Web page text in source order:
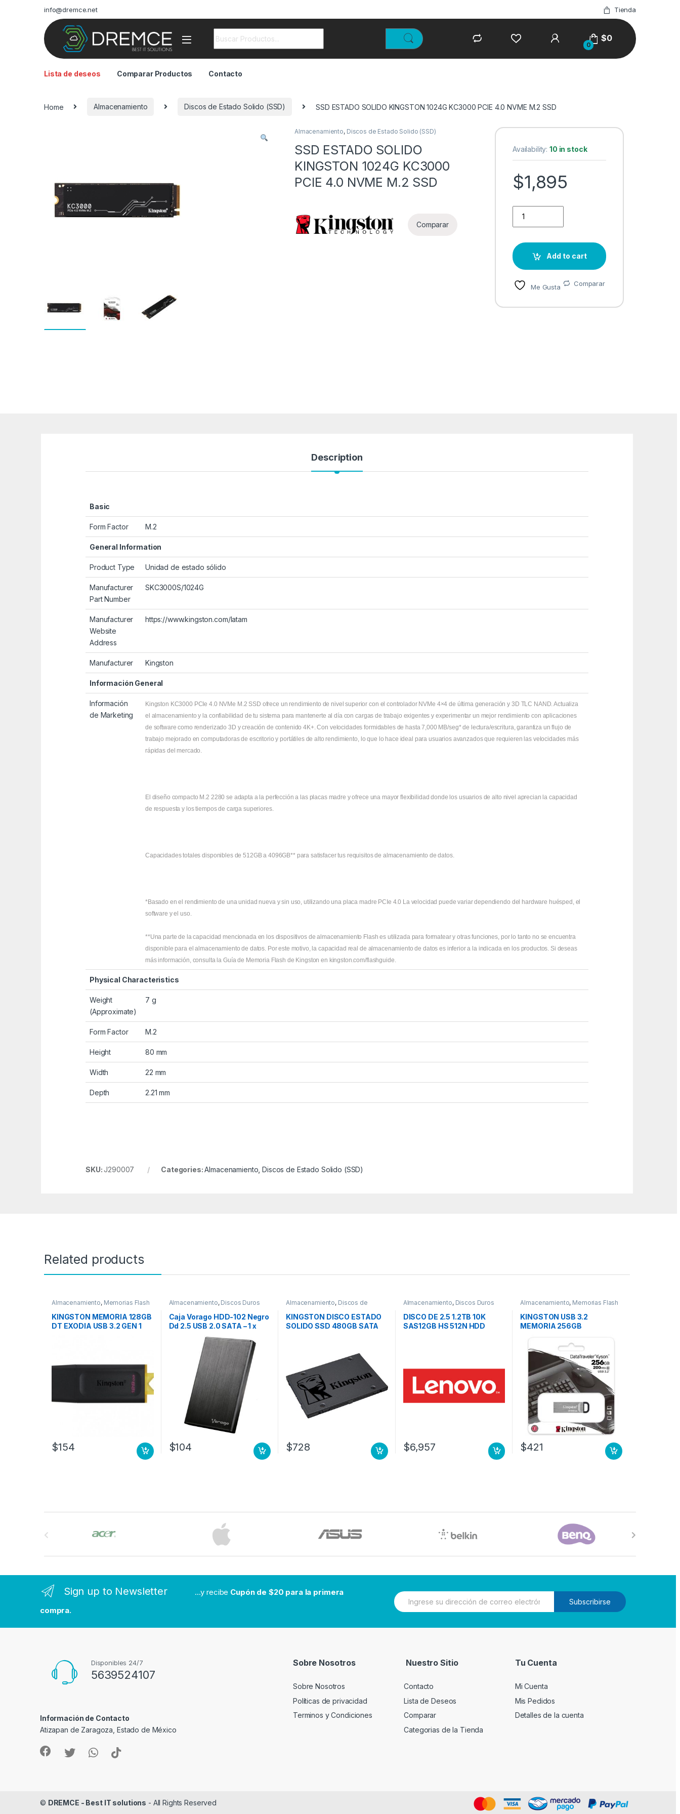
info@dremce.net Tienda
0
$0
Lista de deseos Comparar Productos Contacto
Home Almacenamiento Discos de Estado Solido (SSD) SSD ESTADO SOLIDO KINGSTON 1024G KC3000 PCIE 4.0 NVME M.2 SSD
Almacenamiento, Discos de Estado Solido (SSD)
SSD ESTADO SOLIDO
KINGSTON 1024G KC3000
PCIE 4.0 NVME M.2 SSD
Comparar
Availability:10 in stock
$1,895
Add to cart
Me Gusta Comparar
Description
Basic
Form Factor M.2
General Information
Product Type Unidad de estado sólido
Manufacturer
Part Number
SKC3000S/1024G
Manufacturer
Website
Address
https://www.kingston.com/latam
Manufacturer Kingston
Información General
Información
de Marketing
Kingston KC3000 PCIe 4.0 NVMe M.2 SSD ofrece un rendimiento de nivel superior con el controlador NVMe 4×4 de última generación y 3D TLC NAND. Actualiza
el almacenamiento y la confiabilidad de tu sistema para mantenerte al día con cargas de trabajo exigentes y experimentar un mejor rendimiento con aplicaciones
de software como renderizado 3D y creación de contenido 4K+. Con velocidades formidables de hasta 7,000 MB/seg* de lectura/escritura, garantiza un flujo de
trabajo mejorado en computadoras de escritorio y portátiles de alto rendimiento, lo que lo hace ideal para usuarios avanzados que requieren las velocidades más
rápidas del mercado.
El diseño compacto M.2 2280 se adapta a la perfección a las placas madre y ofrece una mayor flexibilidad donde los usuarios de alto nivel aprecian la capacidad
de respuesta y los tiempos de carga superiores.
Capacidades totales disponibles de 512GB a 4096GB** para satisfacer tus requisitos de almacenamiento de datos.
*Basado en el rendimiento de una unidad nueva y sin uso, utilizando una placa madre PCIe 4.0 La velocidad puede variar dependiendo del hardware huésped, el
software y el uso.
**Una parte de la capacidad mencionada en los dispositivos de almacenamiento Flash es utilizada para formatear y otras funciones, por lo tanto no se encuentra
disponible para el almacenamiento de datos. Por este motivo, la capacidad real de almacenamiento de datos es inferior a la indicada en los productos. Si deseas
más información, consulta la Guía de Memoria Flash de Kingston en kingston.com/flashguide.
Physical Characteristics
Weight
(Approximate)
7 g
Form Factor M.2
Height 80 mm
Width 22 mm
Depth 2.21 mm
SKU:J290007 Categories:Almacenamiento, Discos de Estado Solido (SSD)
Related products
Almacenamiento, Memorias Flash
KINGSTON MEMORIA 128GB
DT EXODIA USB 3.2 GEN 1
$154
Almacenamiento, Discos Duros
Caja Vorago HDD-102 Negro
Dd 2.5 USB 2.0 SATA – 1 x
HDD admitido – 1 x Bahía 2,5
“- Aluminio, Plástico DD 2.5
USB 2.0 SATA
$104
Almacenamiento, Discos de
Estado Solido (SSD)
KINGSTON DISCO ESTADO
SOLIDO SSD 480GB SATA
$728
Almacenamiento, Discos Duros
DISCO DE 2.5 1.2TB 10K
SAS12GB HS 512N HDD
$6,957
Almacenamiento, Memorias Flash
KINGSTON USB 3.2
MEMORIA 256GB
$421
Sign up to Newsletter ...y recibe Cupón de $20 para la primera
compra.
N
e
w
Subscribirse
Disponibles 24/7
5639524107
Información de Contacto
Atizapan de Zaragoza, Estado de México
Sobre Nosotros
Sobre Nosotros
Políticas de privacidad
Terminos y Condiciones
Nuestro Sitio
Contacto
Lista de Deseos
Comparar
Categorias de la Tienda
Tu Cuenta
Mi Cuenta
Mis Pedidos
Detalles de la cuenta
© DREMCE - Best IT solutions - All Rights Reserved